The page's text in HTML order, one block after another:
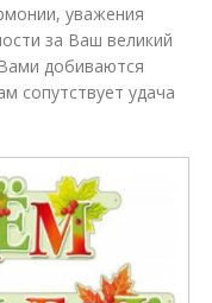
уважения
за Ваш великий
добиваются
сопутствует удача